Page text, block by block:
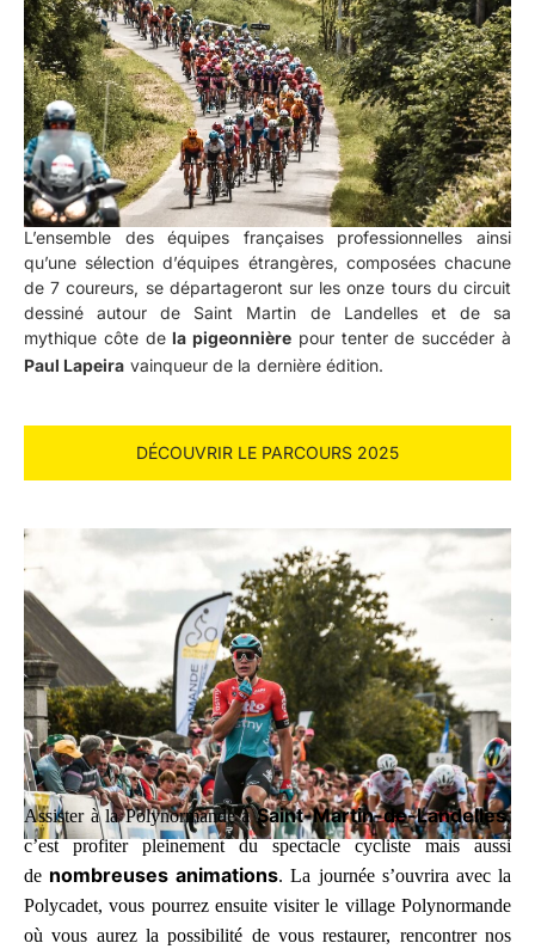
L’ensemble des équipes françaises professionnelles ainsi
qu’une sélection d’équipes étrangères, composées chacune
de 7 coureurs, se départageront sur les onze tours du circuit
dessiné autour de Saint Martin de Landelles et de sa
mythique côte dela pigeonnière pour tenter de succéder à
Paul Lapeira vainqueur de la dernière édition.
DÉCOUVRIR LE PARCOURS 2025
Assister à la Polynormande àSaint-Martin-de-Landelles,
c’est profiter pleinement du spectacle cycliste mais aussi
de nombreuses animations. La journée s’ouvrira avec la
Polycadet, vous pourrez ensuite visiter le village Polynormande
où vous aurez la possibilité de vous restaurer, rencontrer nos